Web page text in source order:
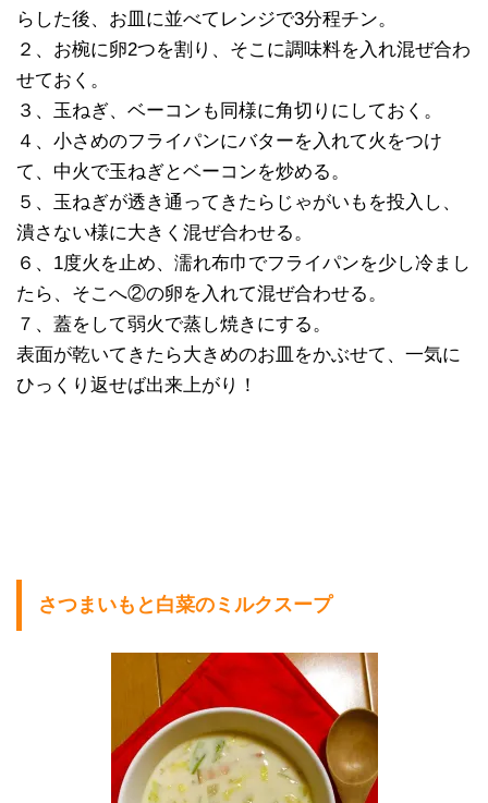
らした後、お皿に並べてレンジで3分程チン。
２、お椀に卵2つを割り、そこに調味料を入れ混ぜ合わ
せておく。
３、玉ねぎ、ベーコンも同様に角切りにしておく。
４、小さめのフライパンにバターを入れて火をつけ
て、中火で玉ねぎとベーコンを炒める。
５、玉ねぎが透き通ってきたらじゃがいもを投入し、
潰さない様に大きく混ぜ合わせる。
６、1度火を止め、濡れ布巾でフライパンを少し冷まし
たら、そこへ②の卵を入れて混ぜ合わせる。
７、蓋をして弱火で蒸し焼きにする。
表面が乾いてきたら大きめのお皿をかぶせて、一気に
ひっくり返せば出来上がり！
さつまいもと白菜のミルクスープ